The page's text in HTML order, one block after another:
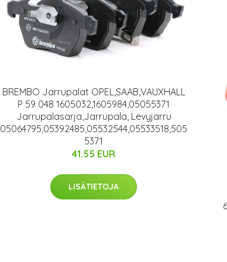
BREMBO Jarrupalat OPEL,SAAB,VAUXHALL
P 59 048 1605032,1605984,05055371
Jarrupalasarja,Jarrupala, Levyjarru
05064795,05392485,05532544,05533518,505
5371
41.55 EUR
LISÄTIETOJA